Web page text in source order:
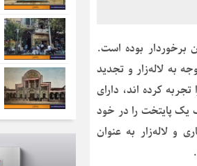
برخوردار بوده است.
به لاله‌زار و تجدید
کرده اند، دارای
یک پایتخت را در خود
و لاله‌زار به عنوان